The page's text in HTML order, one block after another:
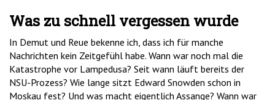
Was zu schnell vergessen wurde
In Demut und Reue bekenne ich, dass ich für manche
Nachrichten kein Zeitgefühl habe. Wann war noch mal die
Katastrophe vor Lampedusa? Seit wann läuft bereits der
NSU-Prozess? Wie lange sitzt Edward Snowden schon in
Moskau fest? Und was macht eigentlich Assange? Wann war